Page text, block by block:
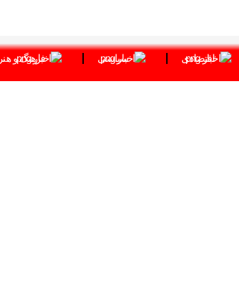
اقتصادی سیاسی فرهنگ و هنر